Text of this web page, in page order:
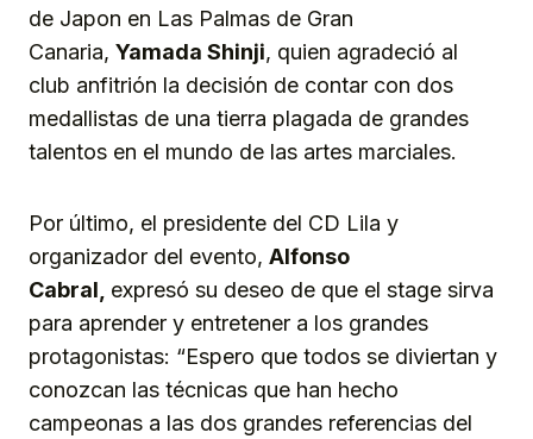
de Japon en Las Palmas de Gran
Canaria, Yamada Shinji, quien agradeció al
club anfitrión la decisión de contar con dos
medallistas de una tierra plagada de grandes
talentos en el mundo de las artes marciales.
Por último, el presidente del CD Lila y
organizador del evento, Alfonso
Cabral, expresó su deseo de que el stage sirva
para aprender y entretener a los grandes
protagonistas: “Espero que todos se diviertan y
conozcan las técnicas que han hecho
campeonas a las dos grandes referencias del